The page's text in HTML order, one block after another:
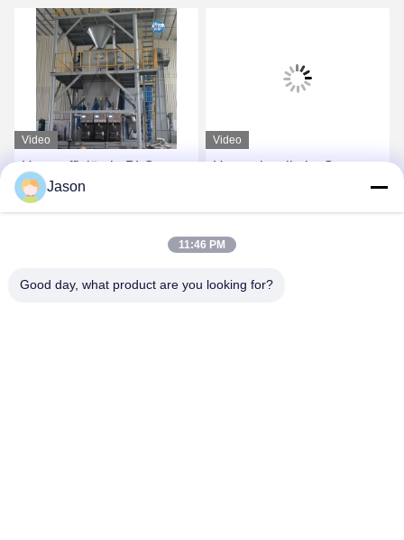
Video
Hoge efficiëntie PLC-
controle Droog mengsel
poeder mortel
zand cement gips mixer
maken machine
Video
Hoog - kwaliteits Grote
Installatie van de Uur de
Droge Mengeling
Jason
11:46 PM
Good day, what product are you looking for?